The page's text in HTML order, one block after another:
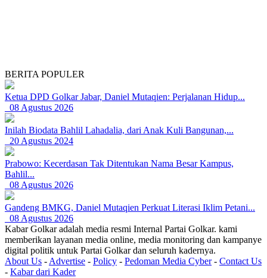
BERITA POPULER
Ketua DPD Golkar Jabar, Daniel Mutaqien: Perjalanan Hidup...
08 Agustus 2026
Inilah Biodata Bahlil Lahadalia, dari Anak Kuli Bangunan,...
20 Agustus 2024
Prabowo: Kecerdasan Tak Ditentukan Nama Besar Kampus,
Bahlil...
08 Agustus 2026
Gandeng BMKG, Daniel Mutaqien Perkuat Literasi Iklim Petani...
08 Agustus 2026
Kabar Golkar adalah media resmi Internal Partai Golkar. kami
memberikan layanan media online, media monitoring dan kampanye
digital politik untuk Partai Golkar dan seluruh kadernya.
About Us - Advertise - Policy - Pedoman Media Cyber- Contact Us
- Kabar dari Kader